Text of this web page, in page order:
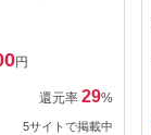
円
還元率29%
5サイトで掲載中